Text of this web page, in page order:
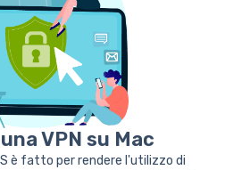
VPN su Mac
è fatto per rendere l'utilizzo di